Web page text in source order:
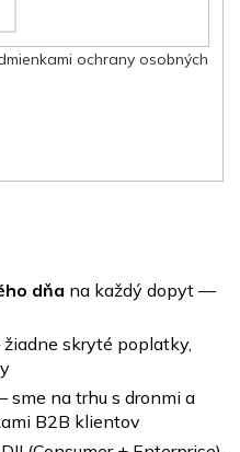
ochrany osobných
dňa na každý dopyt —
skryté poplatky,
na trhu s dronmi a
B2B klientov